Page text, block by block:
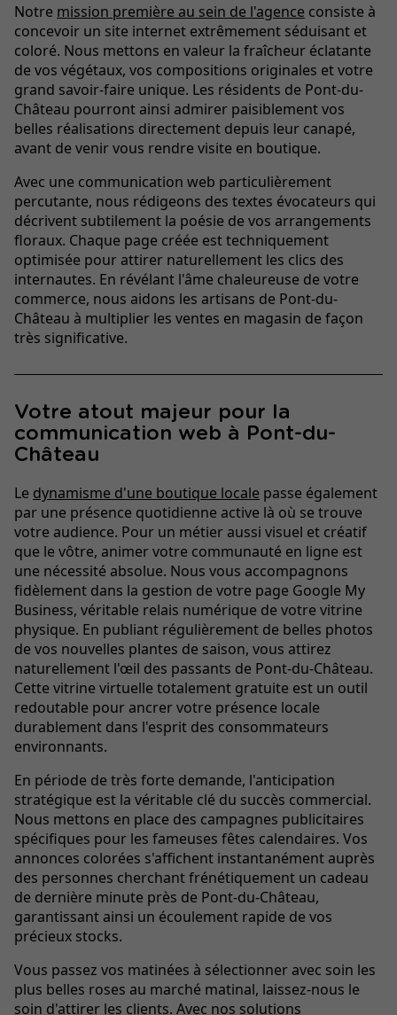
Notre mission première au sein de l'agence consiste à
concevoir un site internet extrêmement séduisant et
coloré. Nous mettons en valeur la fraîcheur éclatante
de vos végétaux, vos compositions originales et votre
grand savoir-faire unique. Les résidents de Pont-du-
Château pourront ainsi admirer paisiblement vos
belles réalisations directement depuis leur canapé,
avant de venir vous rendre visite en boutique.
Avec une communication web particulièrement
percutante, nous rédigeons des textes évocateurs qui
décrivent subtilement la poésie de vos arrangements
floraux. Chaque page créée est techniquement
optimisée pour attirer naturellement les clics des
internautes. En révélant l'âme chaleureuse de votre
commerce, nous aidons les artisans de Pont-du-
Château à multiplier les ventes en magasin de façon
très significative.
Votre atout majeur pour la
communication web à Pont-du-
Château
Le dynamisme d'une boutique locale passe également
par une présence quotidienne active là où se trouve
votre audience. Pour un métier aussi visuel et créatif
que le vôtre, animer votre communauté en ligne est
une nécessité absolue. Nous vous accompagnons
fidèlement dans la gestion de votre page Google My
Business, véritable relais numérique de votre vitrine
physique. En publiant régulièrement de belles photos
de vos nouvelles plantes de saison, vous attirez
naturellement l'œil des passants de Pont-du-Château.
Cette vitrine virtuelle totalement gratuite est un outil
redoutable pour ancrer votre présence locale
durablement dans l'esprit des consommateurs
environnants.
En période de très forte demande, l'anticipation
stratégique est la véritable clé du succès commercial.
Nous mettons en place des campagnes publicitaires
spécifiques pour les fameuses fêtes calendaires. Vos
annonces colorées s'affichent instantanément auprès
des personnes cherchant frénétiquement un cadeau
de dernière minute près de Pont-du-Château,
garantissant ainsi un écoulement rapide de vos
précieux stocks.
Vous passez vos matinées à sélectionner avec soin les
plus belles roses au marché matinal, laissez-nous le
soin d'attirer les clients. Avec nos solutions